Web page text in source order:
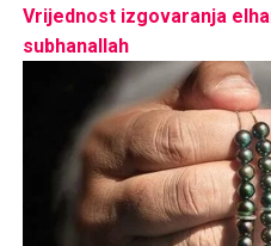
Vrijednost izgovaranja
subhanallah